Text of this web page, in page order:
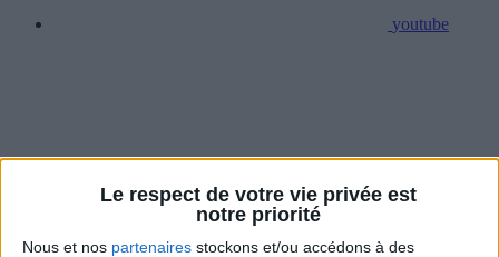
Le respect de votre vie privée est
notre priorité
Nous et nos partenaires stockons et/ou accédons à des
youtube
instagram